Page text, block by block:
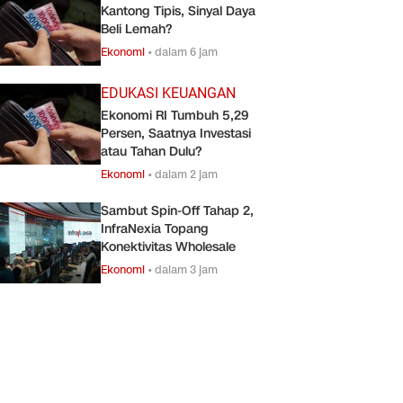
Kantong Tipis, Sinyal Daya
Beli Lemah?
Ekonomi •dalam 6 jam
EDUKASI KEUANGAN
Ekonomi RI Tumbuh 5,29
Persen, Saatnya Investasi
atau Tahan Dulu?
Ekonomi •dalam 2 jam
Sambut Spin-Off Tahap 2,
InfraNexia Topang
Konektivitas Wholesale
Ekonomi •dalam 3 jam